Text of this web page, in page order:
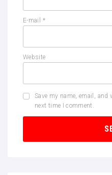
E-mail *
Website
Save my name, email,
next time I comment.